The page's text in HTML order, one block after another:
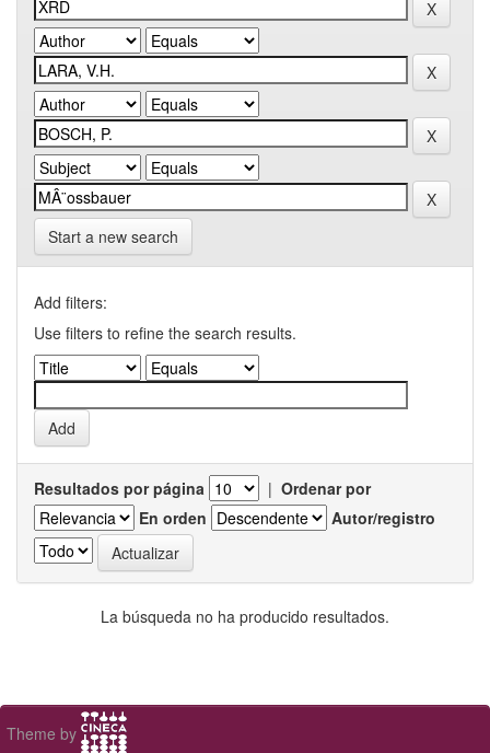
Start a new search
Add filters:
Use filters to refine the search results.
Resultados por página | Ordenar por
En orden
Autor/registro
La búsqueda no ha producido resultados.
Theme by